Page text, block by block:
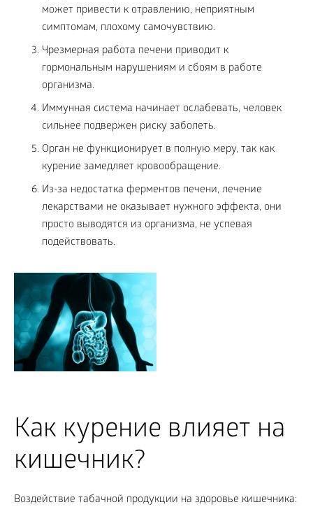
может привести к отравлению, неприятным
симптомам, плохому самочувствию.
Чрезмерная работа печени приводит к
гормональным нарушениям и сбоям в работе
организма.
Иммунная система начинает ослабевать, человек
сильнее подвержен риску заболеть.
Орган не функционирует в полную меру, так как
курение замедляет кровообращение.
Из-за недостатка ферментов печени, лечение
лекарствами не оказывает нужного эффекта, они
просто выводятся из организма, не успевая
подействовать.
Как курение влияет на
кишечник?
Воздействие табачной продукции на здоровье кишечника: